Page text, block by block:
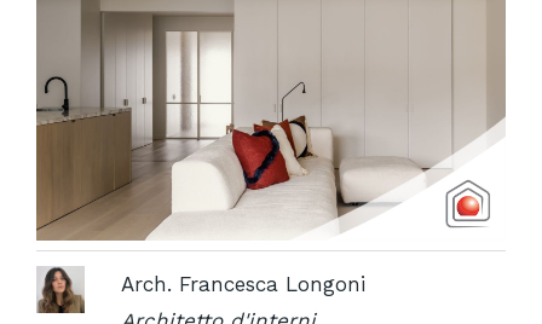
Arch. Francesca Longoni